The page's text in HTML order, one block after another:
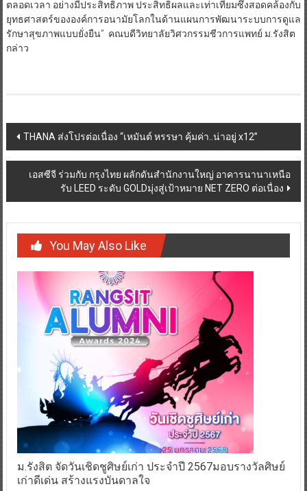
ตลอดเวลา อย่างมีประสิทธิภาพ ประสิทธิผลและเท่าเทียมซึ่งสอดคล้องกับ
ยุทธศาสตร์ขององค์การอนามัยโลกในด้านแผนการพัฒนาระบบการดูแล
รักษาสุขภาพแบบยั่งยืน” คณบดีวิทยาลัยวิศวกรรมชีวการแพทย์ ม.รังสิต
กล่าว
Post
navigation
THANA ส่งโปรต่อเนื่อง “เหมันต์ หรรษา คุ้มค่า..น่าอยู่ x12”
เอสซีจี ร่วมกับ กรุงไทย ผลักดันสำนักงานใหญ่ อาคารนานาเหนือ
รับ LEED ระดับ GOLDมุ่งสู่เป้าหมาย NET ZERO ต่อเนื่อง
You May Also Like
ม.รังสิต จัดวันเชิดชูศิษย์เก่า ประจำปี 2567มอบรางวัลศิษย์
เก่าดีเด่น สร้างแรงบันดาลใจ